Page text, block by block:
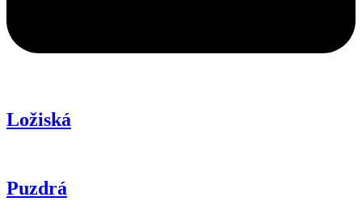
Ložiská
Puzdrá